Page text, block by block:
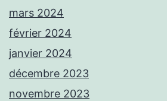
mars 2024
février 2024
janvier 2024
décembre 2023
novembre 2023